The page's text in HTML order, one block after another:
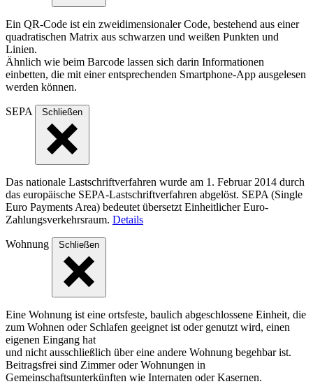
Ein QR-Code ist ein zweidimensionaler Code, bestehend aus einer
quadratischen Matrix aus schwarzen und weißen Punkten und
Linien.
Ähnlich wie beim Barcode lassen sich darin Informationen
einbetten, die mit einer entsprechenden Smartphone-App ausgelesen
werden können.
SEPA Schließen
Das nationale Lastschriftverfahren wurde am 1. Februar 2014 durch
das europäische SEPA-Lastschriftverfahren abgelöst. SEPA (Single
Euro Payments Area) bedeutet übersetzt Einheitlicher Euro-
Zahlungsverkehrsraum. Details
Wohnung Schließen
Eine Wohnung ist eine ortsfeste, baulich abgeschlossene Einheit, die
zum Wohnen oder Schlafen geeignet ist oder genutzt wird, einen
eigenen Eingang hat
und nicht ausschließlich über eine andere Wohnung begehbar ist.
Beitragsfrei sind Zimmer oder Wohnungen in
Gemeinschaftsunterkünften wie Internaten oder Kasernen.